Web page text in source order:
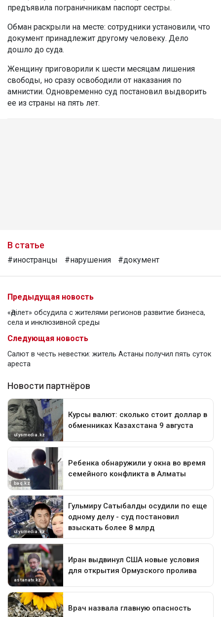
предъявила пограничникам паспорт сестры.
Обман раскрыли на месте: сотрудники установили, что
документ принадлежит другому человеку. Дело
дошло до суда.
Женщину приговорили к шести месяцам лишения
свободы, но сразу освободили от наказания по
амнистии. Одновременно суд постановил выдворить
ее из страны на пять лет.
В статье
#иностранцы #нарушения #документ
Предыдущая новость
«Әділет» обсудила с жителями регионов развитие бизнеса,
села и инклюзивной среды
Следующая новость
Салют в честь невестки: житель Астаны получил пять суток
ареста